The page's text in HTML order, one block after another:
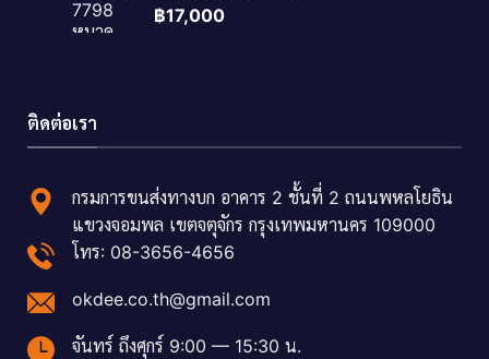
฿17,000
ติดต่อเรา
กรมการขนส่งทางบก อาคาร 2 ชั้นที่ 2 ถนนพหลโยธิน
แขวงจอมพล เขตจตุจักร กรุงเทพมหานคร 109000
โทร: 08-3656-4656
okdee.co.th@gmail.com
จันทร์ ถึงศุกร์ 9:00 — 15:30 น.